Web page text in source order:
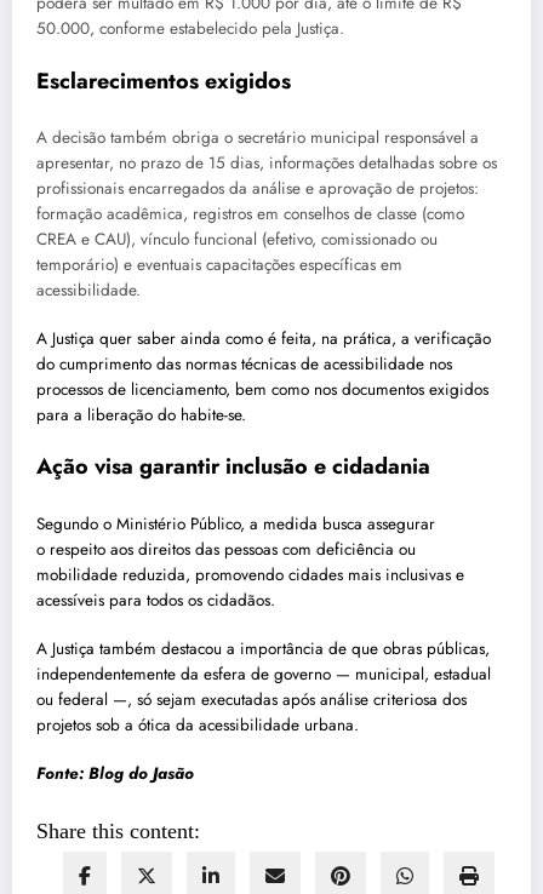
50.000, conforme estabelecido pela Justiça.
Esclarecimentos exigidos
A decisão também obriga o secretário municipal responsável a
apresentar, no prazo de 15 dias, informações detalhadas sobre os
profissionais encarregados da análise e aprovação de projetos:
formação acadêmica, registros em conselhos de classe (como
CREA e CAU), vínculo funcional (efetivo, comissionado ou
temporário) e eventuais capacitações específicas em
acessibilidade.
A Justiça quer saber ainda como é feita, na prática, a verificação
do cumprimento das normas técnicas de acessibilidade nos
processos de licenciamento, bem como nos documentos exigidos
para a liberação do habite-se.
Ação visa garantir inclusão e cidadania
Segundo o Ministério Público, a medida busca assegurar
o respeito aos direitos das pessoas com deficiência ou
mobilidade reduzida, promovendo cidades mais inclusivas e
acessíveis para todos os cidadãos.
A Justiça também destacou a importância de que obras públicas,
independentemente da esfera de governo — municipal, estadual
ou federal —, só sejam executadas após análise criteriosa dos
projetos sob a ótica da acessibilidade urbana.
Fonte: Blog do Jasão
Share this content: